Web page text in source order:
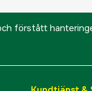
förstått